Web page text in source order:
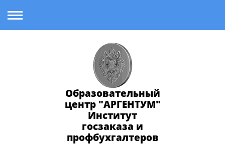
Образовательный
центр "АРГЕНТУМ"
Институт
госзаказа и
профбухгалтеров